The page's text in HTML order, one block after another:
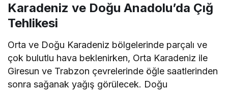
Karadeniz ve Doğu Anadolu’da Çığ
Tehlikesi
Orta ve Doğu Karadeniz bölgelerinde parçalı ve
çok bulutlu hava beklenirken, Orta Karadeniz ile
Giresun ve Trabzon çevrelerinde öğle saatlerinden
sonra sağanak yağış görülecek. Doğu